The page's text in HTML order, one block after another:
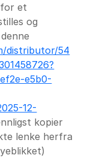
et
og
distributor/54
e5b0-
12-
kopier
lenke herfra